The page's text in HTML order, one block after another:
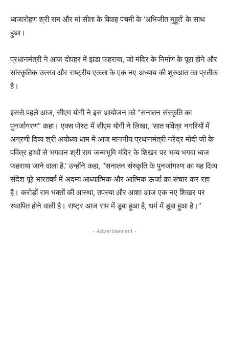
ध्वजारोहण श्री राम और मां सीता के विवाह पंचमी के ‘अभिजीत मुहूर्त’ के साथ
हुआ।
प्रधानमंत्री ने आज दोपहर में झंडा फहराया, जो मंदिर के निर्माण के पूरा होने और
सांस्कृतिक उत्सव और राष्ट्रीय एकता के एक नए अध्याय की शुरुआत का प्रतीक
है।
इससे पहले आज, सीएम योगी ने इस आयोजन को “सनातन संस्कृति का
पुनर्जागरण” कहा। एक्स पोस्ट में सीएम योगी ने लिखा, ‘सात पवित्र नगरियों में
अग्रणी दिव्य श्री अयोध्या धाम में आज माननीय प्रधानमंत्री नरेंद्र मोदी जी के
पवित्र हाथों से भगवान श्री राम जन्मभूमि मंदिर के शिखर पर भव्य भगवा ध्वज
फहराया जाने वाला है.’ उन्होंने कहा, “सनातन संस्कृति के पुनर्जागरण का यह दिव्य
संदेश पूरे भारतवर्ष में अदम्य आध्यात्मिक और आत्मिक ऊर्जा का संचार कर रहा
है। करोड़ों राम भक्तों की आस्था, तपस्या और आशा आज एक नए शिखर पर
स्थापित होने वाली है। राष्ट्र आज राम में डूबा हुआ है, धर्म में डूबा हुआ है।”
- Advertisement -